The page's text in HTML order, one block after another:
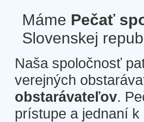
Máme Pečať
Slovenskej
Naša spoločnosť
verejných
obstarávateľov.
prístupe a jednaní